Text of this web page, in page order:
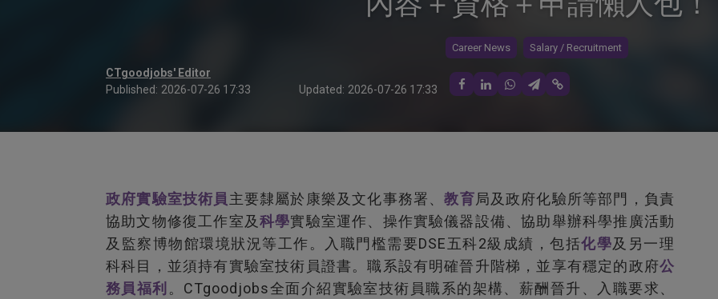
Career News Salary / Recruitment
CTgoodjobs' Editor
Published: 2026-07-26 17:33 Updated: 2026-07-26 17:33
政府實驗室技術員 主要隸屬於康樂及文化事務署、教育局及政府化驗所等部門，負責
協助文物修復工作室及科學實驗室運作、操作實驗儀器設備、協助舉辦科學推廣活動
及監察博物館環境狀況等工作。入職門檻需要DSE五科2級成績，包括化學及另一理
科科目，並須持有實驗室技術員證書。職系設有明確晉升階梯，並享有穩定的政府公
務員福利 。CTgoodjobs全面介紹實驗室技術員職系的架構、薪酬晉升、入職要求、